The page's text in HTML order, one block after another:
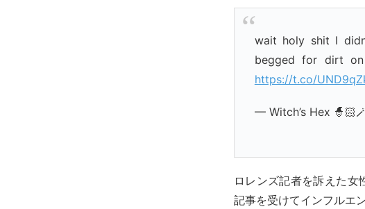
wait holy shit I
begged for dirt
https://t.co/
— Witch’s Hex
ロレンズ記者を訴えた
記事を受けてインフルエ